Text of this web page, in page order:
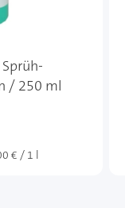
/ 250 ml
€ / 1 l